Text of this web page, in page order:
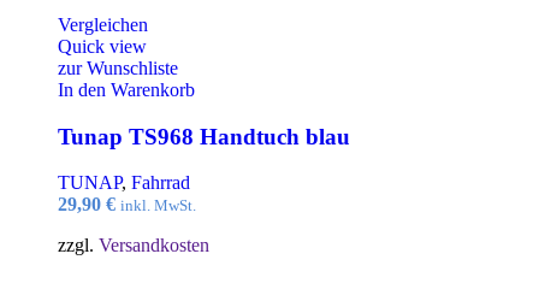
Vergleichen
Quick view
zur Wunschliste
In den Warenkorb
Tunap TS968 Handtuch blau
TUNAP, Fahrrad
29,90 € inkl. MwSt.
zzgl. Versandkosten